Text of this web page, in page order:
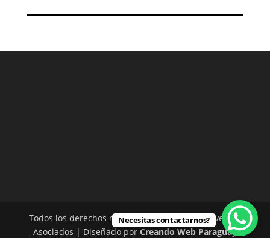
Todos los derechos reservados - Rodríguez Silvero &
Asociados | Diseñado por Creando Web Paraguay
Necesitas contactarnos?